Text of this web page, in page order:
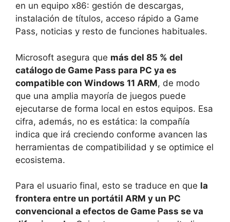
en un equipo x86: gestión de descargas,
instalación de títulos, acceso rápido a Game
Pass, noticias y resto de funciones habituales.
Microsoft asegura que más del 85 % del
catálogo de Game Pass para PC ya es
compatible con Windows 11 ARM, de modo
que una amplia mayoría de juegos puede
ejecutarse de forma local en estos equipos. Esa
cifra, además, no es estática: la compañía
indica que irá creciendo conforme avancen las
herramientas de compatibilidad y se optimice el
ecosistema.
Para el usuario final, esto se traduce en que la
frontera entre un portátil ARM y un PC
convencional a efectos de Game Pass se va